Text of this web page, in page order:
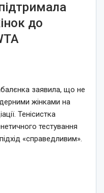
до
заявила, що не
жінками на
Тенісистка
тестування
«справедливим».